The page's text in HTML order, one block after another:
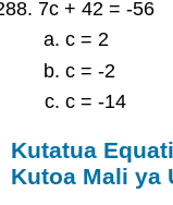
7c + 42 = -56
c = 2
c = -2
c = -14
Kutatua
Kutoa Mali ya